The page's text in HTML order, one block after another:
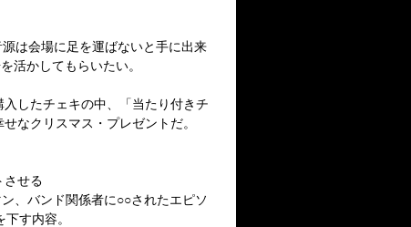
は会場に足を運ばないと手に出来
活かしてもらいたい。
したチェキの中、「当たり付きチ
なクリスマス・プレゼントだ。
させる
、バンド関係者に○○されたエピソ
す内容。